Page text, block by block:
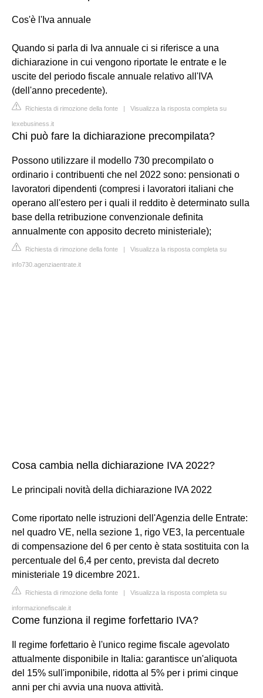
Cos'è l'Iva annuale
Quando si parla di Iva annuale ci si riferisce a una
dichiarazione in cui vengono riportate le entrate e le
uscite del periodo fiscale annuale relativo all'IVA
(dell'anno precedente).
Richiesta di rimozione della fonte | Visualizza la risposta completa su
lexebusiness.it
Chi può fare la dichiarazione precompilata?
Possono utilizzare il modello 730 precompilato o
ordinario i contribuenti che nel 2022 sono: pensionati o
lavoratori dipendenti (compresi i lavoratori italiani che
operano all'estero per i quali il reddito è determinato sulla
base della retribuzione convenzionale definita
annualmente con apposito decreto ministeriale);
Richiesta di rimozione della fonte | Visualizza la risposta completa su
info730.agenziaentrate.it
Cosa cambia nella dichiarazione IVA 2022?
Le principali novità della dichiarazione IVA 2022
Come riportato nelle istruzioni dell'Agenzia delle Entrate:
nel quadro VE, nella sezione 1, rigo VE3, la percentuale
di compensazione del 6 per cento è stata sostituita con la
percentuale del 6,4 per cento, prevista dal decreto
ministeriale 19 dicembre 2021.
Richiesta di rimozione della fonte | Visualizza la risposta completa su
informazionefiscale.it
Come funziona il regime forfettario IVA?
Il regime forfettario è l'unico regime fiscale agevolato
attualmente disponibile in Italia: garantisce un'aliquota
del 15% sull'imponibile, ridotta al 5% per i primi cinque
anni per chi avvia una nuova attività.